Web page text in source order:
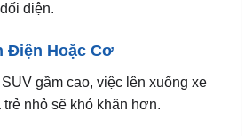
diện.
Điện Hoặc Cơ
gầm cao, việc lên xuống xe
nhỏ sẽ khó khăn hơn.